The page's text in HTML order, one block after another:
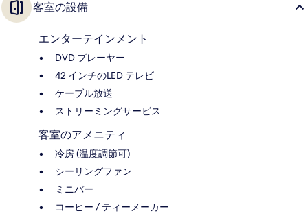
客室の設備
エンターテインメント
DVD プレーヤー
42 インチのLED テレビ
ケーブル放送
ストリーミングサービス
客室のアメニティ
冷房 (温度調節可)
シーリングファン
ミニバー
コーヒー / ティーメーカー